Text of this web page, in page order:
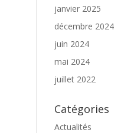
janvier 2025
décembre 2024
juin 2024
mai 2024
juillet 2022
Catégories
Actualités